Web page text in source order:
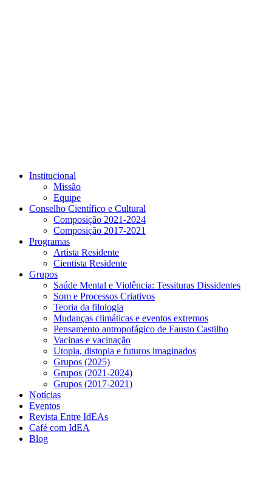
Institucional
Missão
Equipe
Conselho Científico e Cultural
Composição 2021-2024
Composição 2017-2021
Programas
Artista Residente
Cientista Residente
Grupos
Saúde Mental e Violência: Tessituras Dissidentes
Som e Processos Criativos
Teoria da filologia
Mudanças climáticas e eventos extremos
Pensamento antropofágico de Fausto Castilho
Vacinas e vacinação
Utopia, distopia e futuros imaginados
Grupos (2025)
Grupos (2021-2024)
Grupos (2017-2021)
Notícias
Eventos
Revista Entre IdEAs
Café com IdEA
Blog